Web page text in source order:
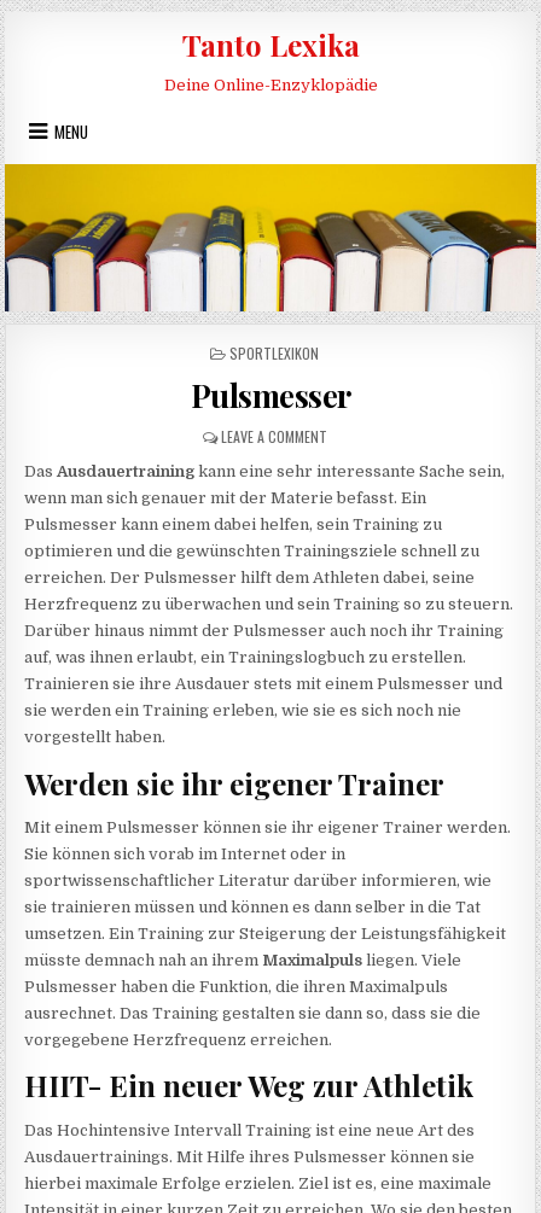
Skip to content
Tanto Lexika
Deine Online-Enzyklopädie
MENU
POSTED IN
SPORTLEXIKON
Pulsmesser
LEAVE A COMMENTON PULSMESSER
Das Ausdauertraining kann eine sehr interessante Sache sein,
wenn man sich genauer mit der Materie befasst. Ein
Pulsmesser kann einem dabei helfen, sein Training zu
optimieren und die gewünschten Trainingsziele schnell zu
erreichen. Der Pulsmesser hilft dem Athleten dabei, seine
Herzfrequenz zu überwachen und sein Training so zu steuern.
Darüber hinaus nimmt der Pulsmesser auch noch ihr Training
auf, was ihnen erlaubt, ein Trainingslogbuch zu erstellen.
Trainieren sie ihre Ausdauer stets mit einem Pulsmesser und
sie werden ein Training erleben, wie sie es sich noch nie
vorgestellt haben.
Werden sie ihr eigener Trainer
Mit einem Pulsmesser können sie ihr eigener Trainer werden.
Sie können sich vorab im Internet oder in
sportwissenschaftlicher Literatur darüber informieren, wie
sie trainieren müssen und können es dann selber in die Tat
umsetzen. Ein Training zur Steigerung der Leistungsfähigkeit
müsste demnach nah an ihrem Maximalpuls liegen. Viele
Pulsmesser haben die Funktion, die ihren Maximalpuls
ausrechnet. Das Training gestalten sie dann so, dass sie die
vorgegebene Herzfrequenz erreichen.
HIIT- Ein neuer Weg zur Athletik
Das Hochintensive Intervall Training ist eine neue Art des
Ausdauertrainings. Mit Hilfe ihres Pulsmesser können sie
hierbei maximale Erfolge erzielen. Ziel ist es, eine maximale